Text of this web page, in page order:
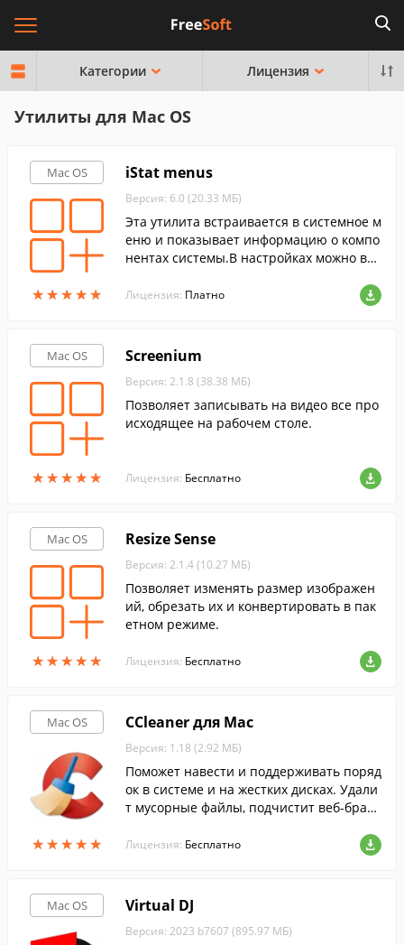
Категории Лицензия
Утилиты для Mac OS
Mac OS
★★★★★
★★★★★
iStat menus
Версия: 6.0 (20.33 МБ)
Эта утилита встраивается в системное м
еню и показывает информацию о компо
нентах системы.В настройках можно вы
ов, которые вас интересуют.
Лицензия: Платно
Mac OS
★★★★★
★★★★★
Screenium
Версия: 2.1.8 (38.38 МБ)
Позволяет записывать на видео все про
исходящее на рабочем столе.
Лицензия: Бесплатно
Mac OS
★★★★★
★★★★★
Resize Sense
Версия: 2.1.4 (10.27 МБ)
Позволяет изменять размер изображен
ий, обрезать их и конвертировать в пак
етном режиме.
Лицензия: Бесплатно
Mac OS
★★★★★
★★★★★
CCleaner для Mac
Версия: 1.18 (2.92 МБ)
Поможет навести и поддерживать поряд
ок в системе и на жестких дисках. Удали
т мусорные файлы, подчистит веб-брауз
Лицензия: Бесплатно
Mac OS Virtual DJ
Версия: 2023 b7607 (895.97 МБ)